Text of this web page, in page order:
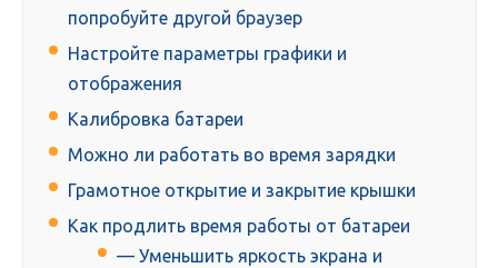
попробуйте другой браузер
Настройте параметры графики и
отображения
Калибровка батареи
Можно ли работать во время зарядки
Грамотное открытие и закрытие крышки
Как продлить время работы от батареи
— Уменьшить яркость экрана и